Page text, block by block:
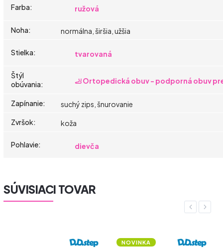
Farba: ružová
Noha: normálna, širšia, užšia
Stielka: tvarovaná
Štýl
obúvania: 🦶 Ortopedická obuv - podporná obuv
Zapínanie:
suchý zips, šnurovanie
Zvršok: koža
Pohlavie: dievča
SÚVISIACI TOVAR
Previous
NOVINKA
Next